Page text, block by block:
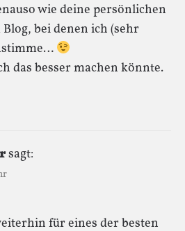
wie deine persönlichen
bei denen ich (sehr
das besser machen könnte.
sagt:
für eines der besten